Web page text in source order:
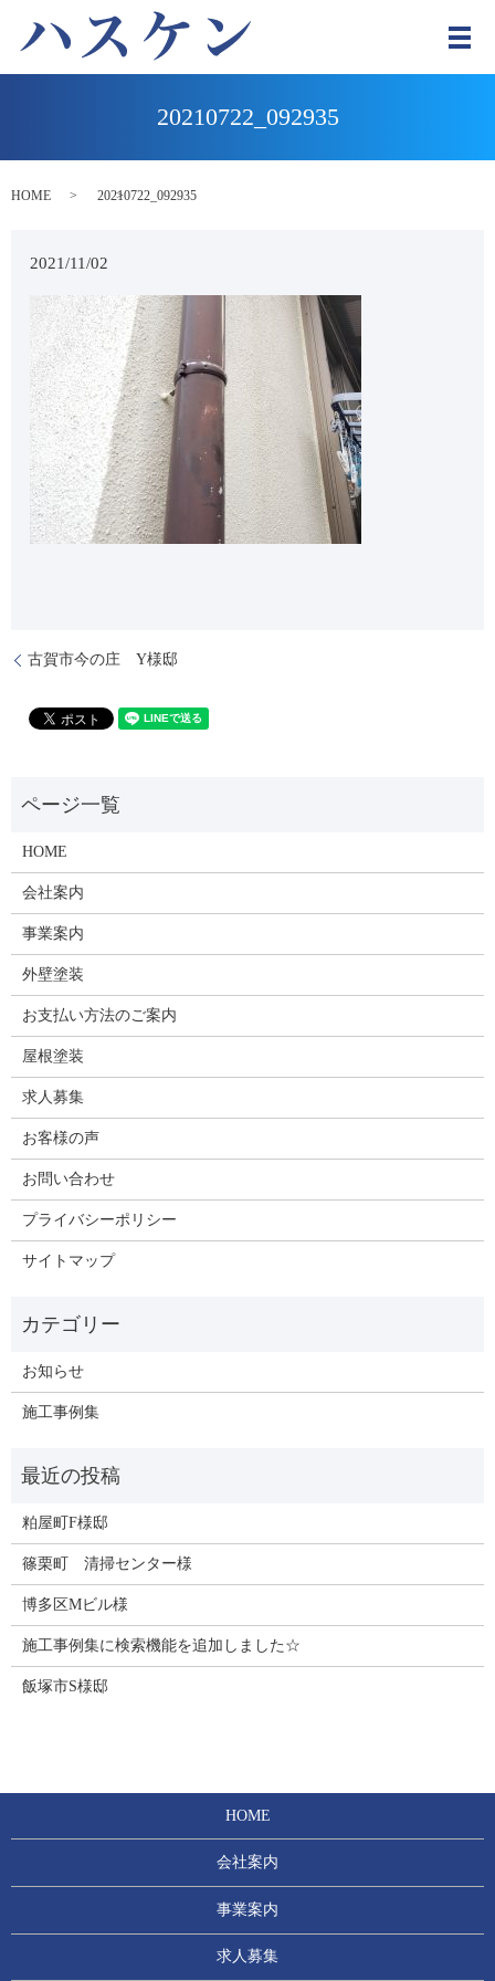
メ
20210722_092935
HOME 20210722_092935
2021/11/02
古賀市今の庄 Y様邸
HOME
会社案内
事業案内
外壁塗装
お支払い方法のご案内
屋根塗装
求人募集
お客様の声
お問い合わせ
プライバシーポリシー
サイトマップ
お知らせ
施工事例集
粕屋町F様邸
篠栗町 清掃センター様
博多区Mビル様
施工事例集に検索機能を追加しました☆
飯塚市S様邸
HOME
会社案内
事業案内
求人募集